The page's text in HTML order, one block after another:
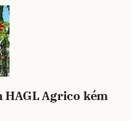
Agrico kém